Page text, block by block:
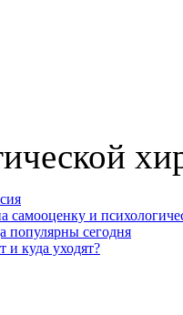
и
популярны сегодня
и куда уходят?